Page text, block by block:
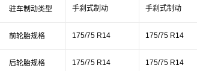
驻车制动类型
前轮胎规格
后轮胎规格
手刹式制动 手刹式制动
175/75 R14 175/75 R14
175/75 R14 175/75 R14